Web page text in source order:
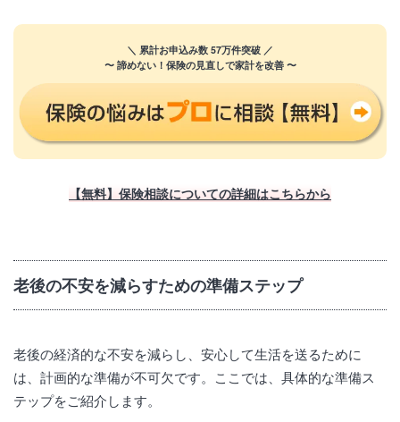
＼ 累計お申込み数 57万件突破 ／
〜 諦めない！保険の見直しで家計を改善 〜
【無料】保険相談についての詳細はこちらから
老後の不安を減らすための準備ステップ
老後の経済的な不安を減らし、安心して生活を送るために
は、計画的な準備が不可欠です。ここでは、具体的な準備ス
テップをご紹介します。